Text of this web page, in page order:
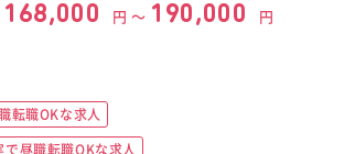
168,000 円 〜 190,000 円
転職OKな求人
昼職転職OKな求人